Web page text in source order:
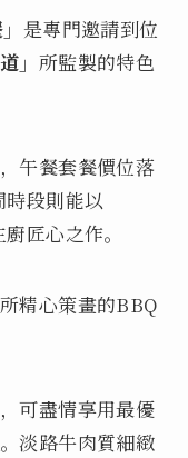
是專門邀請到位
」 所監製的特色
午餐套餐價位落
段則能以
匠心之作。
精心策畫的BBQ
可盡情享用最優
淡路牛肉質細緻